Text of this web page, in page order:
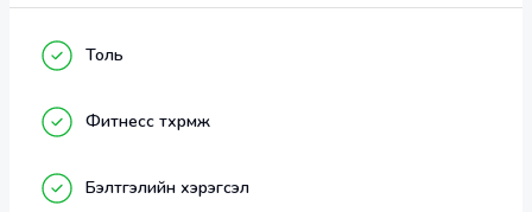
Мэргэжлийн шинэхэн тоног төхөөрөмжүүд, тухтай
орчин, найрсаг мэргэжлийн багш нар та бүхнийг
хүлээж байна.
Толь
Фитнесс төхөөрөмж
Бэлтгэлийн хэрэгсэл